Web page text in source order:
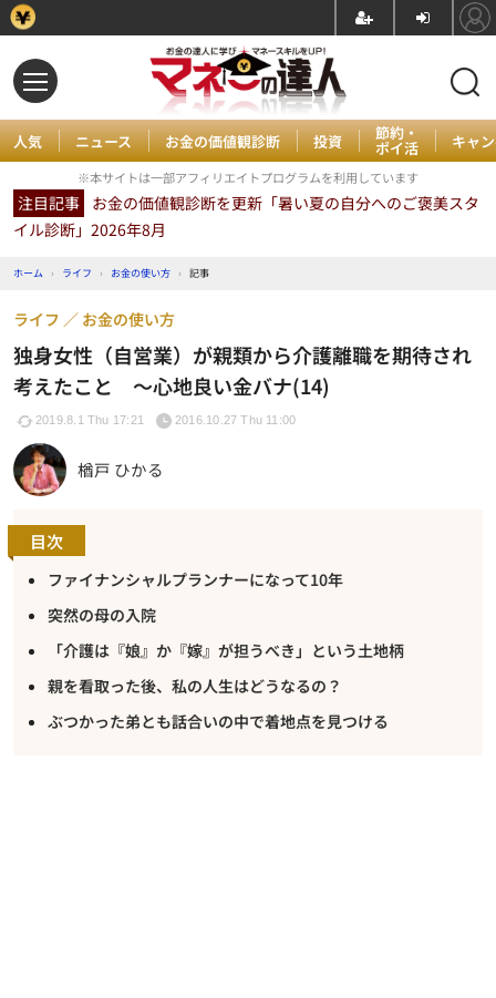
人気 ニュース お金の価値観診断 投資 節約・
ポイ活 キャ
※本サイトは一部アフィリエイトプログラムを利用しています
注目記事 お金の価値観診断を更新「暑い夏の自分へのご褒美スタ
イル診断」2026年8月
ホーム › ライフ › お金の使い方 › 記事
独身女性（自営業）が親類から介護離職を期待され
考えたこと ～心地良い金バナ(14)
ライフ お金の使い方
2019.8.1 Thu 17:21 2016.10.27 Thu 11:00
楢戸 ひかる
目次
ファイナンシャルプランナーになって10年
突然の母の入院
「介護は『娘』か『嫁』が担うべき」という土地柄
親を看取った後、私の人生はどうなるの？
ぶつかった弟とも話合いの中で着地点を見つける